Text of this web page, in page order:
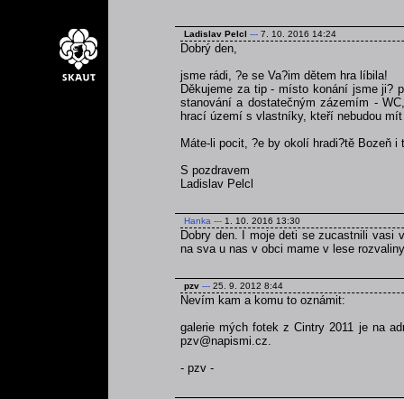
Ladislav Pelcl --- 7. 10. 2016 14:24
Dobrý den,
jsme rádi, ?e se Va?im dětem hra líbila!
Děkujeme za tip - místo konání jsme ji?
stanování a dostatečným zázemím -
hrací území s vlastníky, kteří nebudou
Máte-li pocit, ?e by okolí hradi?tě Bozeň
S pozdravem
Ladislav Pelcl
Hanka --- 1. 10. 2016 13:30
Dobry den. I moje deti se zucastnili vasi
na sva u nas v obci mame v lese
pzv --- 25. 9. 2012 8:44
Nevím kam a komu to oznámit:
galerie mých fotek z Cintry 2011 je na
pzv@napismi.cz.
- pzv -